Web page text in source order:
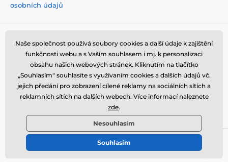
osobních údajů
© 2026 tvrzenaskla.eu ⦁ E-shop vytvořila
Naše společnost používá soubory cookies a další údaje k zajištění
funkčnosti webu a s Vaším souhlasem i mj. k personalizaci
obsahu našich webových stránek. Kliknutím na tlačítko
„Souhlasím“ souhlasíte s využívaním cookies a dalších údajů vč.
jejich předání pro zobrazení cílené reklamy na sociálních sítích a
reklamních sítích na dalších webech. Více informací naleznete
zde.
Nesouhlasím
Souhlasím